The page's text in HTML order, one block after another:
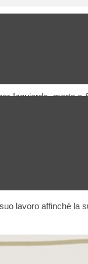
della
fu uno dei più
di riferimento nel
Izquierdo, morta a
dal dolore
Calle de San
ogni
Lorca, uno dei più
civile spagnola,
lavoro affinché la